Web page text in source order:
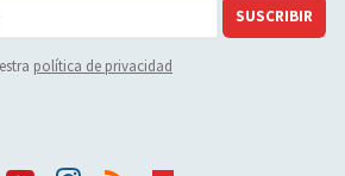
SUSCRIBIR
política de privacidad